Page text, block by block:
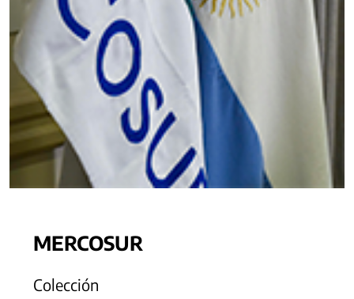
MERCOSUR
Colección